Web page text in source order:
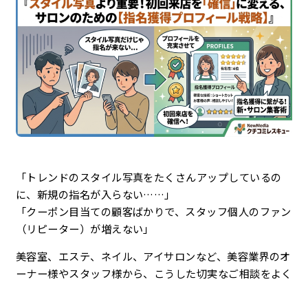
企業理念
最新情報
お知らせ
広報
プライバシーポリシー
「トレンドのスタイル写真をたくさんアップしているの
に、新規の指名が入らない……」
「クーポン目当ての顧客ばかりで、スタッフ個人のファン
（リピーター）が増えない」
美容室、エステ、ネイル、アイサロンなど、美容業界のオ
ーナー様やスタッフ様から、こうした切実なご相談をよく